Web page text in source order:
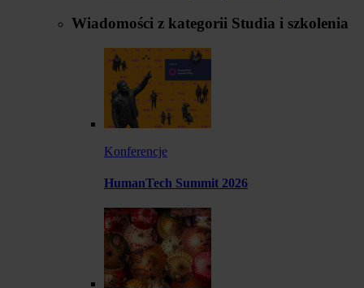
Wiadomości z kategorii Studia i szkolenia
Konferencje
HumanTech Summit 2026